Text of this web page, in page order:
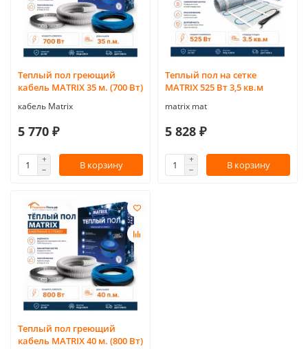
Теплый пол греющий
кабель MATRIX 35 м. (700 Вт)
кабель Matrix
5 770 ₽
В корзину
Теплый пол на сетке
MATRIX 525 Вт 3,5 кв.м
matrix mat
5 828 ₽
В корзину
Теплый пол греющий
кабель MATRIX 40 м. (800 Вт)